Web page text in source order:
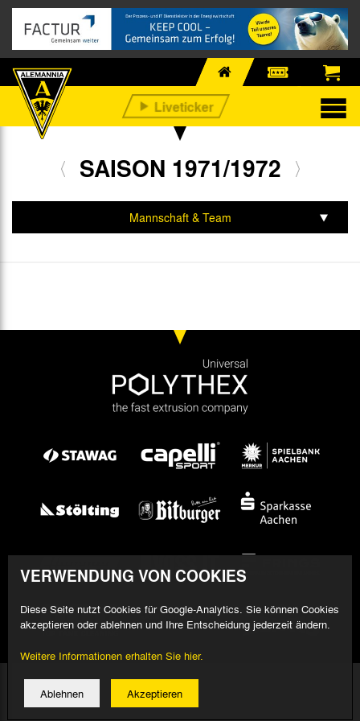
SAISON 1971/1972
Mannschaft & Team
© 2026 Alemannia Aachen - Alle Rechte vorbehalten
Impressum/Datenschutz
VERWENDUNG VON COOKIES
Diese Seite nutzt Cookies für Google-Analytics. Sie können Cookies
akzeptieren oder ablehnen und Ihre Entscheidung jederzeit ändern.
Weitere Informationen erhalten Sie hier.
Ablehnen Akzeptieren